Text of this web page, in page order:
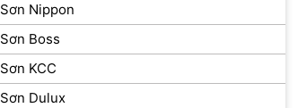
Sơn Nippon
Sơn Boss
Sơn KCC
Sơn Dulux